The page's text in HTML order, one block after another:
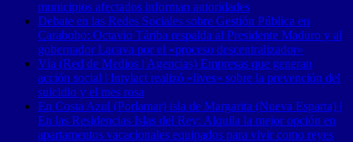
municipios afectados informan autoridades
Debate en las Redes Sociales sobre Gestión Pública en
Carabobo: Octavio Táriba respalda al Presidente Maduro y al
gobernador Lacava por el «proceso descentralizador»
Vía (Red de Medios | Agencias) Empresas que generan
acción social | Intylact realizó «lives» sobre la prevención del
suicidio y el mes rosa
En Costa Azul (Porlamar) isla de Margarita (Nueva Esparta) |
En las Residencias Islas del Rey: Alquila la mejor opción en
apartamentos vacacionales equipados para vivir como reyes